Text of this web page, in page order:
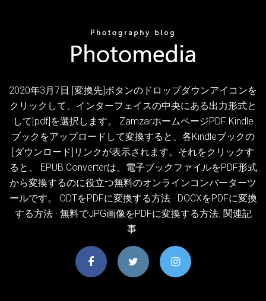
2020年3月7日 [変換先]ボタンのドロップダウンアイコンを
クリックして、インターフェイスの中央にある出力形式と
して[pdf]を選択します。 ZamzarホームページPDF Kindle
ブックをアップロードして変換すると、各Kindleブックの
[ダウンロード]リンクが表示されます。それをクリックす
ると、 EPUB Converterは、電子ブックファイルをPDF形式
から変換するのに役立つ無料のオンラインコンバーターツ
ールです。 ODTをPDFに変換する方法 · DOCXをPDFに変換
する方法 · 無料でJPG画像をPDFに変換する方法. 関連記
事.